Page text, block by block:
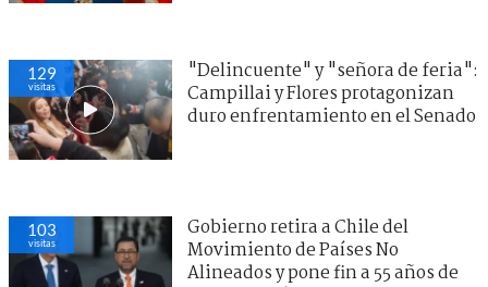
129
visitas
"Delincuente" y "señora de feria":
Campillai y Flores protagonizan
duro enfrentamiento en el Senado
103
visitas
Gobierno retira a Chile del
Movimiento de Países No
Alineados y pone fin a 55 años de